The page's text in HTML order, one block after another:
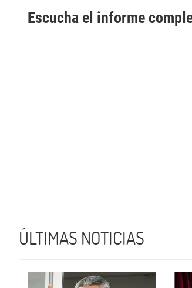
Escucha el informe
ÚLTIMAS NOTICIAS